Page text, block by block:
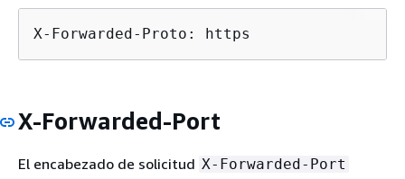
X-Forwarded-Proto: https
X-Forwarded-Port
El encabezado de solicitud X-Forwarded-Port